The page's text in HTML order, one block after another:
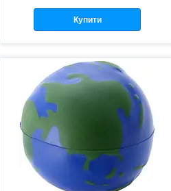
Купити